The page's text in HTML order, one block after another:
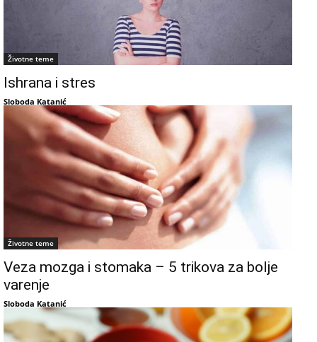
Životne teme
Ishrana i stres
Sloboda Katanić
Životne teme
Veza mozga i stomaka – 5 trikova za bolje
varenje
Sloboda Katanić